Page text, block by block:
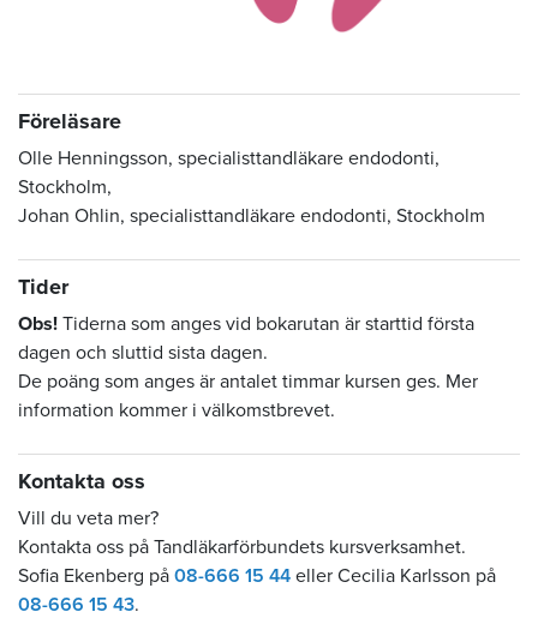
Föreläsare
Olle Henningsson, specialisttandläkare endodonti,
Stockholm,
Johan Ohlin, specialisttandläkare endodonti, Stockholm
Tider
Obs! Tiderna som anges vid bokarutan är starttid första
dagen och sluttid sista dagen.
De poäng som anges är antalet timmar kursen ges. Mer
information kommer i välkomstbrevet.
Kontakta oss
Vill du veta mer?
Kontakta oss på Tandläkarförbundets kursverksamhet.
Sofia Ekenberg på 08-666 15 44 eller Cecilia Karlsson på
08-666 15 43.